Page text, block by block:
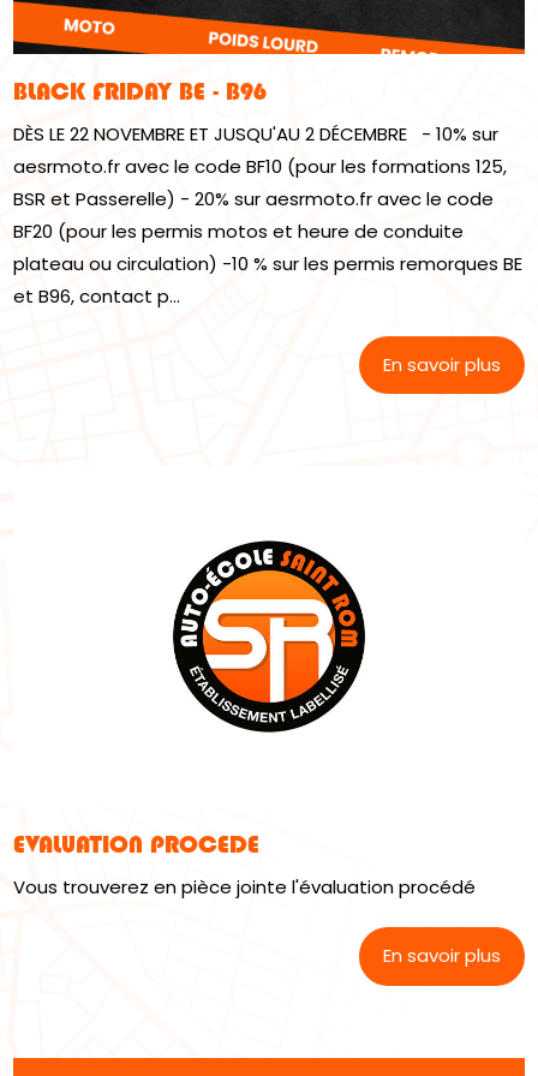
BLACK FRIDAY BE - B96
DÈS LE 22 NOVEMBRE ET JUSQU'AU 2 DÉCEMBRE - 10% sur
aesrmoto.fr avec le code BF10 (pour les formations 125,
BSR et Passerelle) - 20% sur aesrmoto.fr avec le code
BF20 (pour les permis motos et heure de conduite
plateau ou circulation) -10 % sur les permis remorques BE
et B96, contact p...
En savoir plus
EVALUATION PROCEDE
Vous trouverez en pièce jointe l'évaluation procédé
En savoir plus